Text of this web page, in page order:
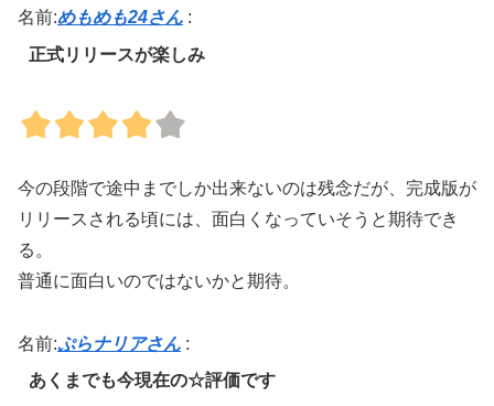
名前:めもめも24さん :
正式リリースが楽しみ
今の段階で途中までしか出来ないのは残念だが、完成版が
リリースされる頃には、面白くなっていそうと期待でき
る。
普通に面白いのではないかと期待。
名前:ぷらナリアさん :
あくまでも今現在の☆評価です